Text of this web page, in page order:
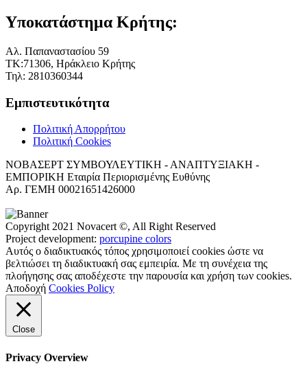
Υποκατάστημα Κρήτης:
Αλ. Παπαναστασίου 59
ΤΚ:71306, Ηράκλειο Κρήτης
Τηλ: 2810360344
Εμπιστευτικότητα
Πολιτική Απορρήτου
Πολιτική Cookies
ΝΟΒΑΣΕΡΤ ΣΥΜΒΟΥΛΕΥΤΙΚΗ - ΑΝΑΠΤΥΞΙΑΚΗ -
ΕΜΠΟΡΙΚΗ Εταιρία Περιορισμένης Ευθύνης
Αρ. ΓΕΜΗ 00021651426000
Copyright 2021 Novacert ©, All Right Reserved
Project development: porcupine colors
Αυτός ο διαδικτυακός τόπος χρησιμοποιεί cookies ώστε να
βελτιώσει τη διαδικτυακή σας εμπειρία. Με τη συνέχεια της
πλοήγησης σας αποδέχεστε την παρουσία και χρήση των cookies.
Αποδοχή Cookies Policy
Close
Privacy Overview